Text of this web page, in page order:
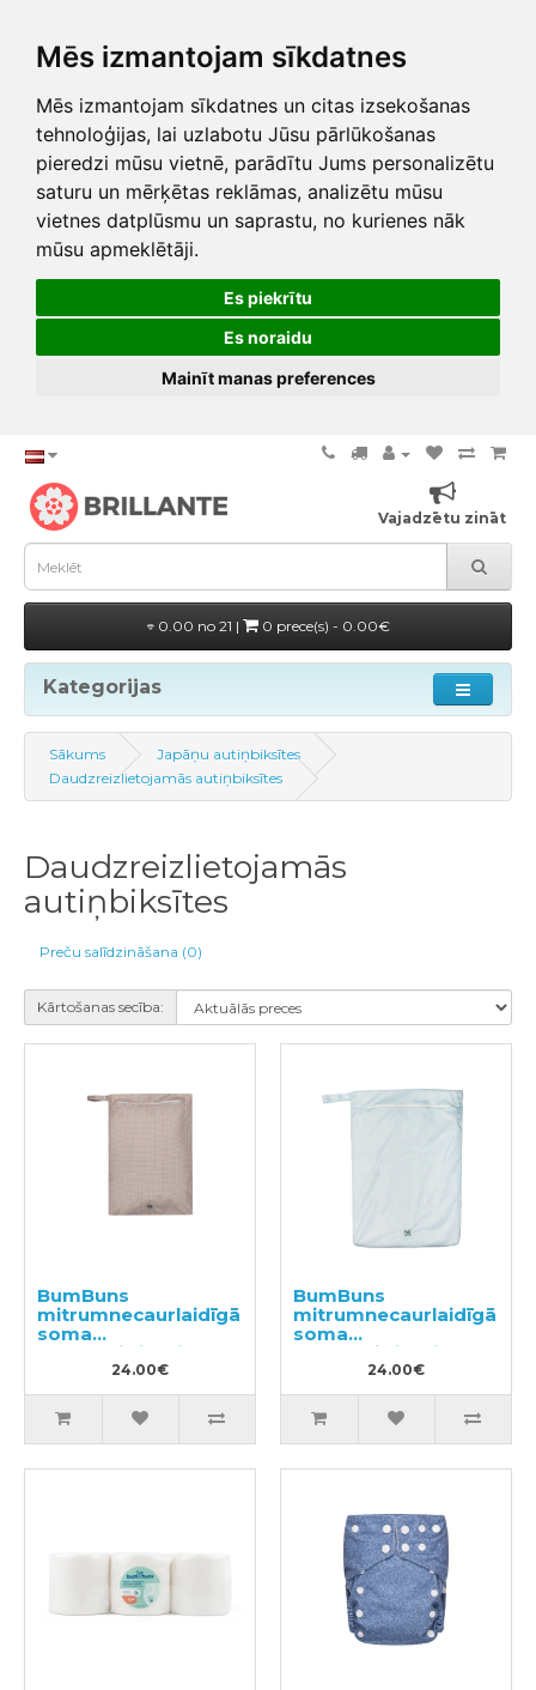
Mēs izmantojam sīkdatnes
Mēs izmantojam sīkdatnes un citas izsekošanas
tehnoloģijas, lai uzlabotu Jūsu pārlūkošanas
pieredzi mūsu vietnē, parādītu Jums personalizētu
saturu un mērķētas reklāmas, analizētu mūsu
vietnes datplūsmu un saprastu, no kurienes nāk
mūsu apmeklētāji.
Es piekrītu
Es noraidu
Mainīt manas preferences
Vajadzētu zināt
0.00 no 21 | 0 prece(s) - 0.00€
Kategorijas
Sākums
Japāņu autiņbiksītes
Daudzreizlietojamās autiņbiksītes
Daudzreizlietojamās
autiņbiksītes
Preču salīdzināšana (0)
Kārtošanas secība:
BumBuns
mitrumnecaurlaidīgā
soma
daudzreizlietojamām
autiņbiksītēm
24.00€
BumBuns
mitrumnecaurlaidīgā
soma
daudzreizlietojamām
autiņbiksītēm
24.00€